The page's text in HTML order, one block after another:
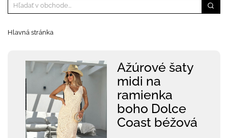
Hlavná stránka
Ažúrové šaty
midi na
ramienka
boho Dolce
Coast béžová